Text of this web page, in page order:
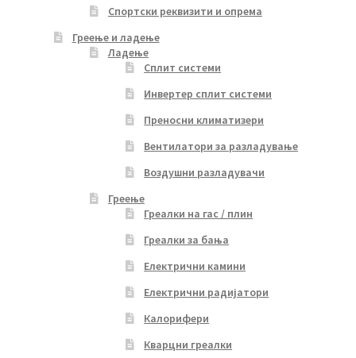
Спортски реквизити и опрема
Греење и ладење
Ладење
Сплит системи
Инвертер сплит системи
Преносни климатизери
Вентилатори за разладување
Воздушни разладувачи
Греење
Греалки на гас / плин
Греалки за бања
Електрични камини
Електрични радијатори
Калорифери
Кварцни греалки